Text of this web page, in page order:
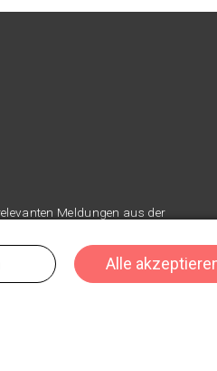
Meldungen aus der